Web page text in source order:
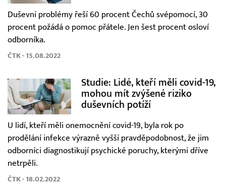
Duševní problémy řeší 60 procent Čechů svépomocí, 30
procent požádá o pomoc přátele. Jen šest procent osloví
odborníka.
ČTK - 15.08.2022
Studie: Lidé, kteří měli covid-19,
mohou mít zvýšené riziko
duševních potíží
U lidí, kteří měli onemocnění covid-19, byla rok po
prodělání infekce výrazně vyšší pravděpodobnost, že jim
odborníci diagnostikují psychické poruchy, kterými dříve
netrpěli.
ČTK - 18.02.2022